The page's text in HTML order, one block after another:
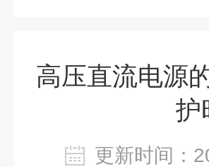
高压直流电源
护
更新时间